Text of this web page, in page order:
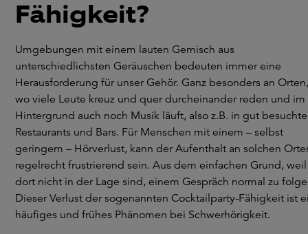
Fähigkeit?
Umgebungen mit einem lauten Gemisch aus
unterschiedlichsten Geräuschen bedeuten immer eine
Herausforderung für unser Gehör. Ganz besonders an Orten,
wo viele Leute kreuz und quer durcheinander reden und im
Hintergrund auch noch Musik läuft, also z.B. in gut
Restaurants und Bars. Für Menschen mit einem – selbst
geringem – Hörverlust, kann der Aufenthalt an solchen
regelrecht frustrierend sein. Aus dem einfachen Grund,
dort nicht in der Lage sind, einem Gespräch normal zu
Dieser Verlust der sogenannten Cocktailparty-Fähigkeit ist
häufiges und frühes Phänomen bei Schwerhörigkeit.